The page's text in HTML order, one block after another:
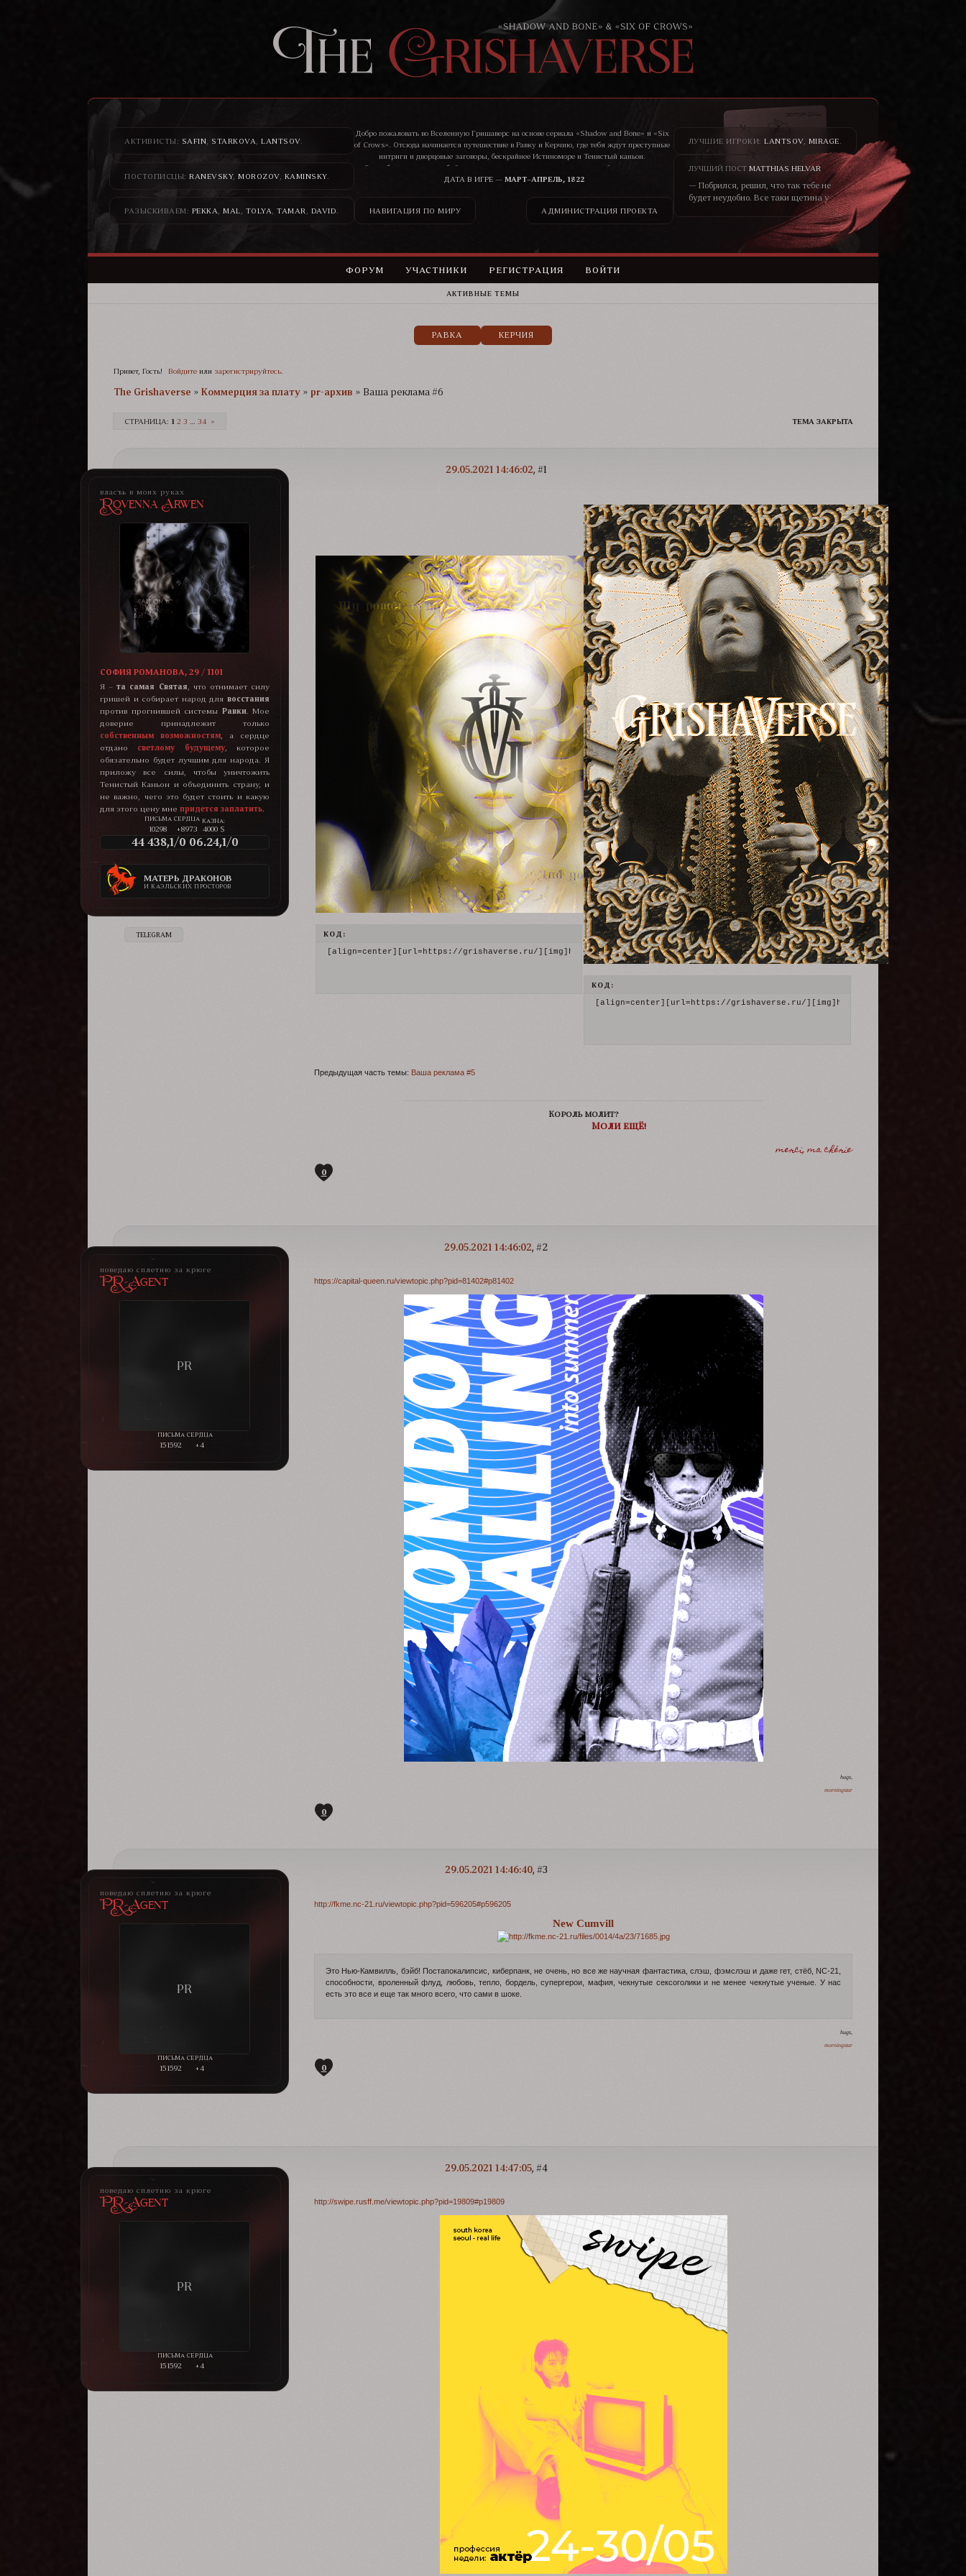
АКТИВИСТЫ: SAFIN STARKOVA LANTSOV.
ПОСТОПИСЦЫ: RANEVSKY, MOROZOV, KAMINSKY.
РАЗЫСКИВАЕМ: PEKKA MAL TOLYA TAMAR DAVID
Добро пожаловать во Вселенную Гришаверс на основе сериала «Shadow and Bone» и «Six
of Crows». Отсюда начинается путешествие в Равку и Керчию, где тебя ждут преступные
интриги и дворцовые заговоры, бескрайнее Истиноморе и Тенистый каньон.
Здесь бандиты, воры, убийцы, цари и святые ведут нескончаемую войну, и никто не
сможет остаться в стороне от ее последствий.
ДАТА В ИГРЕ — МАРТ–АПРЕЛЬ, 1822
НАВИГАЦИЯ ПО МИРУ АДМИНИСТРАЦИЯ ПРОЕКТА
ЛУЧШИЕ ИГРОКИ: LANTSOV, MIRAGE
ЛУЧШИЙ ПОСТ MATTHIAS HELVAR
— Побрился, решил, что так тебе не
будет неудобно. Все таки щетина у
меня всегда была жёсткая, как
шерсть у медведя. – он хохотнул. —
Не думаю, что меня сторонятся
только из-за щетины. Скорее в
принципе от того, что я чужеземец.
уголки глаз блондина чуть сузились,
ФОРУМ УЧАСТНИКИ РЕГИСТРАЦИЯ ВОЙТИ
АКТИВНЫЕ ТЕМЫ
РАВКА КЕРЧИЯ
Привет, Гость! Войдите или зарегистрируйтесь
The Grishaverse­­­ » Коммерция за плату » pr-архив » Ваша реклама #6
СТРАНИЦА: 1 2 3 34 » ТЕМА ЗАКРЫТА
1
29.05.2021 14:46:02
власть в моих руках
Rovenna Arwen
СОФИЯ РОМАНОВА, 29 / 1101
Я –та самая Святая , что отнимает силу
гришей и собирает народ для восстания
против прогнившей системы Равки. Мое
доверие принадлежит только
собственным возможностям , а сердце
отдано светлому будущему, которое
обязательно будет лучшим для народа. Я
приложу все силы, чтобы уничтожить
Тенистый Каньон и объединить страну, и
не важно, чего это будет стоить и какую
для этого цену мне придется заплатить
10298 +8973
КАЗНА:
4000 $
44 438,1/0 06.24,1/0
МАТЕРЬ ДРАКОНОВ
И КАЭЛЬСКИХ ПРОСТОРОВ
TELEGRAM КОД:
[align=center][url=https://grishaverse.ru/][img]https://upforme.ru/uploads/001b/19/fa/2/288511.png[/img][/url][/align]
КОД:
[align=center][url=https://grishaverse.ru/][img]https://upforme.ru/
Предыдущая часть темы: Ваша реклама #5
Король молит?
Моли ещё!
merci, ma chérie
0
2
29.05.2021 14:46:02
поведаю сплетню за крюге
PR-Agent
151592 +4
https://capital-queen.ru/viewtopic.php?pid=81402#p81402
hugs,
morningstar
0
3
29.05.2021 14:46:40
поведаю сплетню за крюге
PR-Agent
151592 +4
http://fkme.nc-21.ru/viewtopic.php?pid=596205#p596205
New Cumvill
Это Нью-Камвилль, бэйб! Постапокалипсис, киберпанк, не очень, но все же научная фантастика, слэш, фэмслэш и даже гет, стёб, NC-21,
способности, вроленный флуд, любовь, тепло, бордель, супергерои, мафия, чекнутые сексоголики и не менее чекнутые ученые. У нас
есть это все и еще так много всего, что сами в шоке.
hugs,
morningstar
0
4
29.05.2021 14:47:05
поведаю сплетню за крюге
PR-Agent
151592 +4
http://swipe.rusff.me/viewtopic.php?pid=19809#p19809